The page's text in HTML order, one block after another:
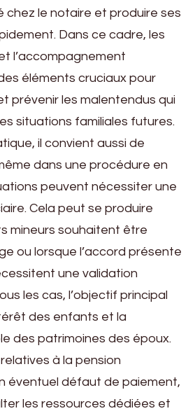
chez le notaire et produire ses
Dans ce cadre, les
l’accompagnement
éléments cruciaux pour
prévenir les malentendus qui
situations familiales futures.
il convient aussi de
dans une procédure en
peuvent nécessiter une
Cela peut se produire
mineurs souhaitent être
ou lorsque l’accord présente
une validation
les cas, l’objectif principal
des enfants et la
des patrimoines des époux.
à la pension
éventuel défaut de paiement,
les ressources dédiées et